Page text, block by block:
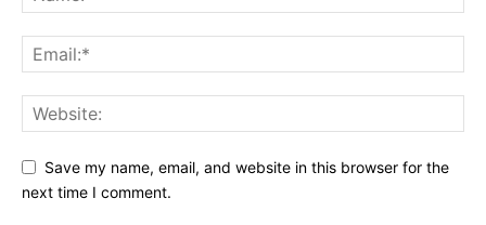
Save my name, email, and website in this browser for the
next time I comment.